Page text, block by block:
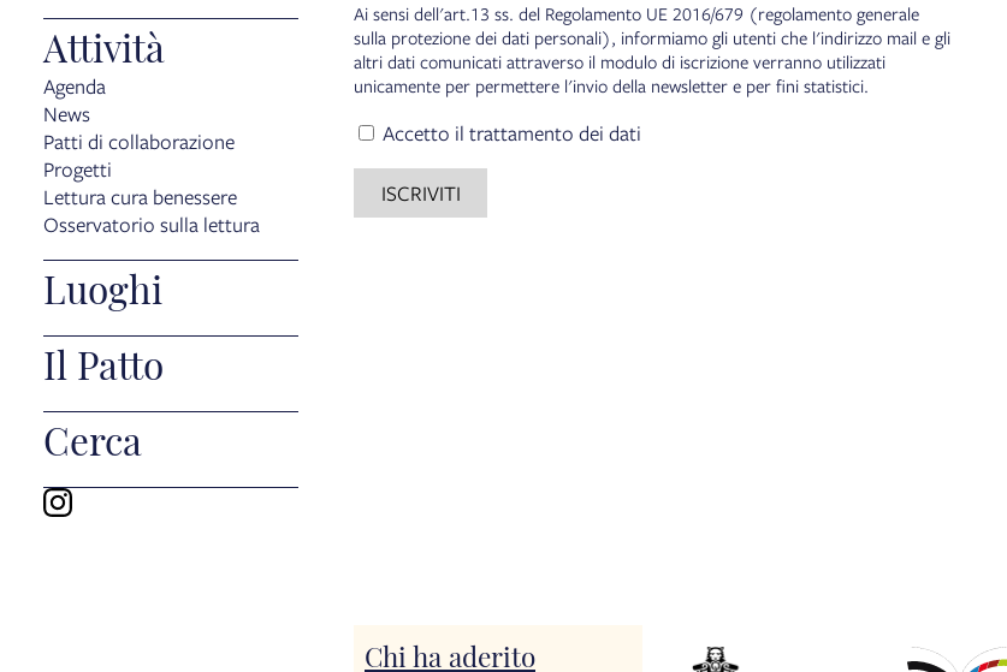
Attività
Agenda
News
Patti di collaborazione
Progetti
Lettura cura benessere
Osservatorio sulla lettura
Luoghi
Il Patto
Cerca
Ai sensi dell'art.13 ss. del Regolamento UE 2016/679 (regolamento generale
sulla protezione dei dati personali), informiamo gli utenti che l'indirizzo mail e gli
altri dati comunicati attraverso il modulo di iscrizione verranno utilizzati
unicamente per permettere l'invio della newsletter e per fini statistici.
Accetto il trattamento dei dati
ISCRIVITI
Chi ha aderito